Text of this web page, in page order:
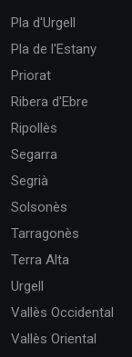
Pla d'Urgell
Pla de l'Estany
Priorat
Ribera d'Ebre
Ripollès
Segarra
Segrià
Solsonès
Tarragonès
Terra Alta
Urgell
Vallès Occidental
Vallès Oriental